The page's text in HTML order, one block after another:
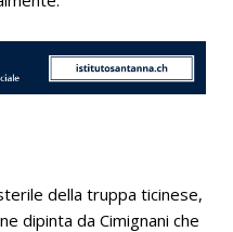
della truppa ticinese,
dipinta da Cimignani che